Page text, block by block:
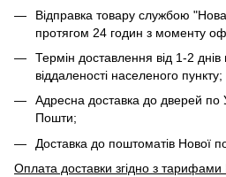
Відправка товару службою
протягом 24 годин з моменту
Термін доставлення від 1-2 днів
віддаленості населеного пункту;
Адресна доставка до дверей по
Пошти;
Доставка до поштоматів Нової
Оплата доставки згідно з